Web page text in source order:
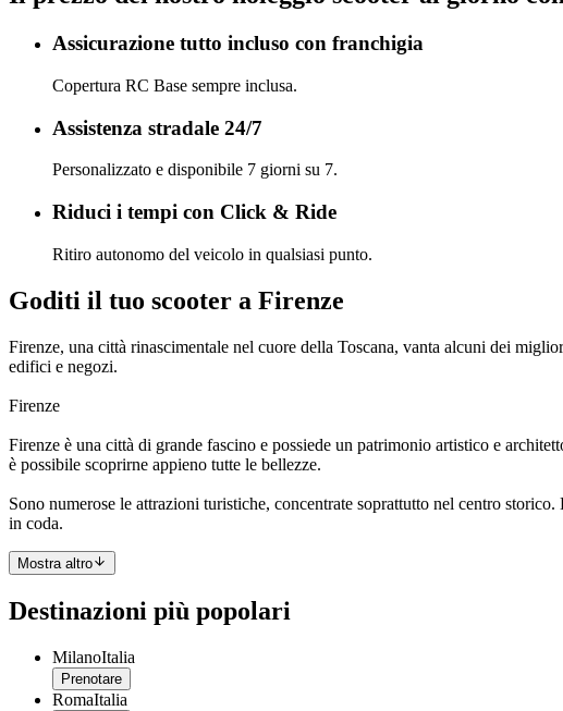
Assicurazione tutto incluso con franchigia
Copertura RC Base sempre inclusa.
Assistenza stradale 24/7
Personalizzato e disponibile 7 giorni su 7.
Riduci i tempi con Click & Ride
Ritiro autonomo del veicolo in qualsiasi punto.
Goditi il tuo scooter a Firenze
Firenze, una città rinascimentale nel cuore della Toscana, vanta alcuni dei
edifici e negozi.
Firenze
Firenze è una città di grande fascino e possiede un patrimonio artistico e
è possibile scoprirne appieno tutte le bellezze.
Sono numerose le attrazioni turistiche, concentrate soprattutto nel centro
in coda.
Mostra altro
Destinazioni più popolari
MilanoItalia
Prenotare
RomaItalia